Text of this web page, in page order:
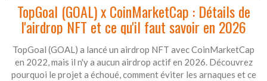
TopGoal (GOAL) x CoinMarketCap : Détails de
l'airdrop NFT et ce qu'il faut savoir en 2026
TopGoal (GOAL) a lancé un airdrop NFT avec CoinMarketCap
en 2022, mais il n'y a aucun airdrop actif en 2026. Découvrez
pourquoi le projet a échoué, comment éviter les arnaques et ce